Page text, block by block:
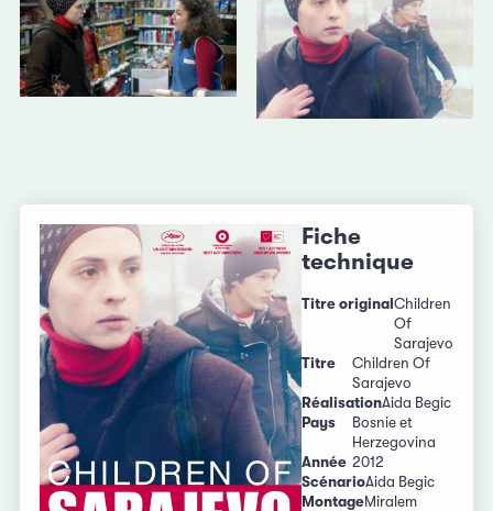
Fiche
technique
Titre original Children
Of
Sarajevo
Titre
Children Of
Sarajevo
RéalisationAida Begic
Pays
Bosnie et
Herzegovina
Année 2012
ScénarioAida Begic
MontageMiralem